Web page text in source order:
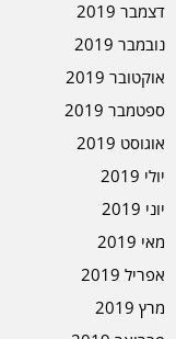
דצמבר 2019
נובמבר 2019
אוקטובר 2019
ספטמבר 2019
אוגוסט 2019
יולי 2019
יוני 2019
מאי 2019
אפריל 2019
מרץ 2019